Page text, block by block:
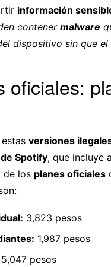
información
contenermalware
dispositivo sin que el
oficiales:
versiones
Spotify, que incluye
de los planes oficiales
3,823 pesos
1,987 pesos
5,047 pesos